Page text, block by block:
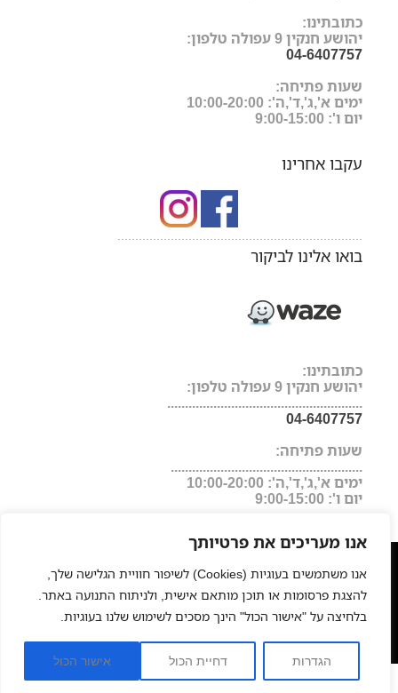
אנו מעריכים את פרטיותך
אנו משתמשים בעוגיות (Cookies) לשיפור חוויית הגלישה שלך,
להצגת פרסומות או תוכן מותאם אישית, ולניתוח התנועה באתר.
בלחיצה על "אישור הכול" הינך מסכים לשימוש שלנו בעוגיות.
הגדרות דחיית הכול אישור הכול
כתובתינו:
יהושע חנקין 9 עפולה טלפון:
04-6407757
שעות פתיחה:
ימים א',ג',ד',ה': 10:00-20:00
יום ו': 9:00-15:00
עקבו אחרינו
בואו אלינו לביקור
כתובתינו:
יהושע חנקין 9 עפולה טלפון:
.......................................................
04-6407757
שעות פתיחה:
......................................................
ימים א',ג',ד',ה': 10:00-20:00
יום ו': 9:00-15:00
המרכז לעיצוב שיער בישראל
מגזין
היופי של ישראל
החלקות שיער
פאות
רפואיות | תוספות שיער |החלקה יפנית| פאות משיער טבעי|חנות
אונליין למוצרי שיער מקצועיים, איפור וציוד למספרות|כסאות
גבוהים לבר